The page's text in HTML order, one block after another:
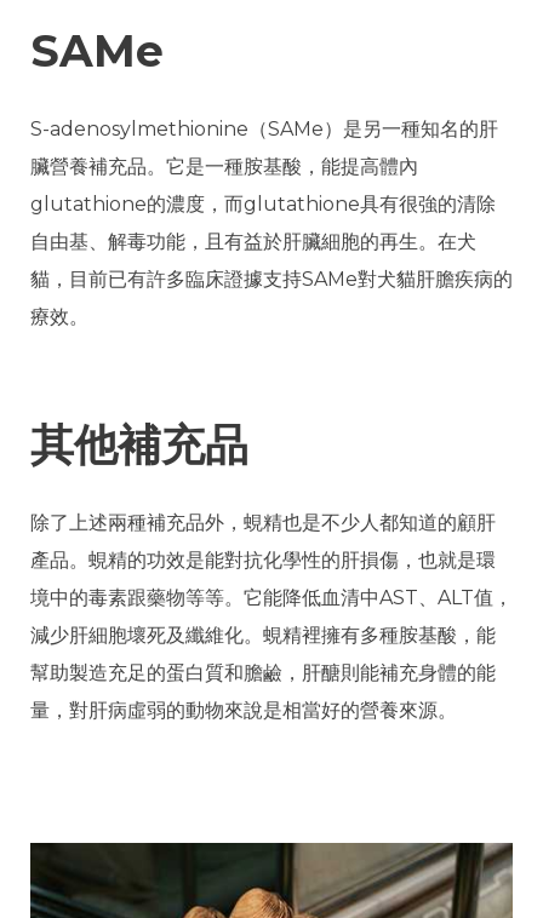
SAMe
S-adenosylmethionine（SAMe）是另一種知名的肝
臟營養補充品。它是一種胺基酸，能提高體內
glutathione的濃度，而glutathione具有很強的清除
自由基、解毒功能，且有益於肝臟細胞的再生。在犬
貓，目前已有許多臨床證據支持SAMe對犬貓肝膽疾病的
療效。
其他補充品
除了上述兩種補充品外，蜆精也是不少人都知道的顧肝
產品。蜆精的功效是能對抗化學性的肝損傷，也就是環
境中的毒素跟藥物等等。它能降低血清中AST、ALT值，
減少肝細胞壞死及纖維化。蜆精裡擁有多種胺基酸，能
幫助製造充足的蛋白質和膽鹼，肝醣則能補充身體的能
量，對肝病虛弱的動物來說是相當好的營養來源。